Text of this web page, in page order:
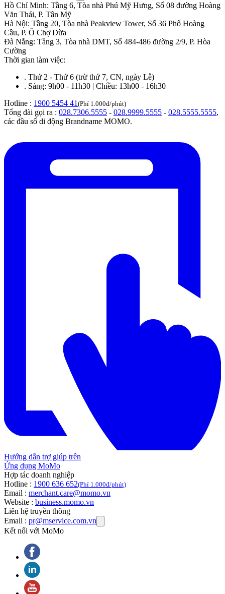
Hồ Chí Minh: Tầng 6, Tòa nhà Phú Mỹ Hưng, Số 08 đường Hoàng
Văn Thái, P. Tân Mỹ
Hà Nội: Tầng 20, Tòa nhà Peakview Tower, Số 36 Phố Hoàng
Cầu, P. Ô Chợ Dừa
Đà Nẵng: Tầng 3, Tòa nhà DMT, Số 484-486 đường 2/9, P. Hòa
Cường
Thời gian làm việc:
. Thứ 2 - Thứ 6 (trừ thứ 7, CN, ngày Lễ)
. Sáng: 9h00 - 11h30 | Chiều: 13h00 - 16h30
Hotline : 1900 5454 41 (Phí 1.000đ/phút)
Tổng đài gọi ra : 028.7306.5555 - 028.9999.5555 - 028.5555.5555,
các đầu số di động Brandname MOMO.
Hướng dẫn trợ giúp trên
Ứng dụng MoMo
Hợp tác doanh nghiệp
Hotline : 1900 636 652(Phí 1.000đ/phút)
Email : merchant.care@momo.vn
Website : business.momo.vn
Liên hệ truyền thông
Email : pr@mservice.com.vn
Kết nối với MoMo